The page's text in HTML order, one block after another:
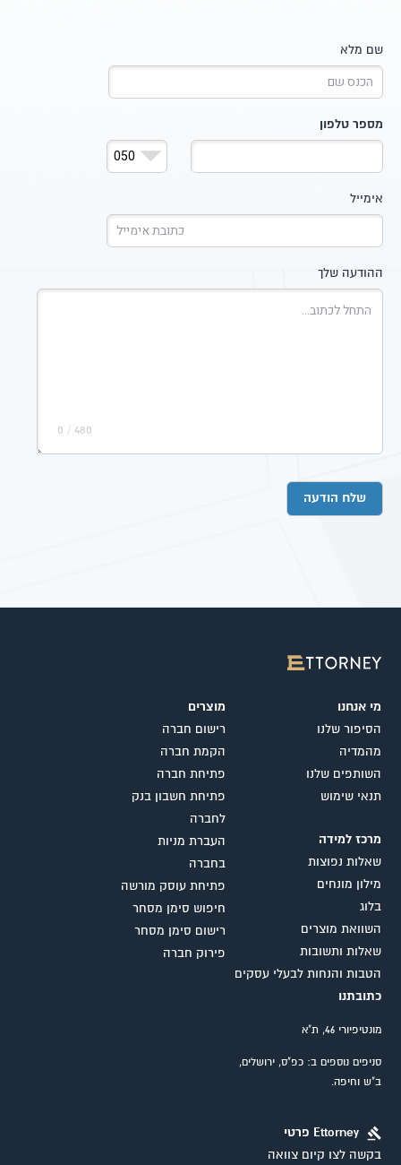
שם מלא
מספר טלפון
אימייל
ההודעה שלך
480
/ 0
מי אנחנו
הסיפור שלנו
מהמדיה
השותפים שלנו
תנאי שימוש
מרכז למידה
שאלות נפוצות
מילון מונחים
בלוג
השוואת מוצרים
שאלות ותשובות
הטבות והנחות לבעלי עסקים
כתובתנו
מונטיפיורי 46, ת"א
סניפים נוספים ב: כפ"ס, ירושלים,
ב"ש וחיפה.
מוצרים
רישום חברה
הקמת חברה
פתיחת חברה
פתיחת חשבון בנק
לחברה
העברת מניות
בחברה
פתיחת עוסק מורשה
חיפוש סימן מסחר
רישום סימן מסחר
פירוק חברה
Ettorney פרטי
בקשה לצו קיום צוואה